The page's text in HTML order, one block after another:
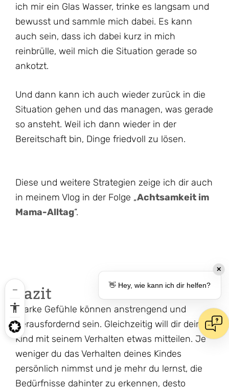
ich mir ein Glas Wasser, trinke es langsam und
bewusst und sammle mich dabei. Es kann
auch sein, dass ich dabei kurz in mich
reinbrülle, weil mich die Situation gerade so
ankotzt.
Und dann kann ich auch wieder zurück in die
Situation gehen und das managen, was gerade
so ansteht. Weil ich dann wieder in der
Bereitschaft bin, Dinge friedvoll zu lösen.
Diese und weitere Strategien zeige ich dir auch
in meinem Vlog in der Folge „Achtsamkeit im
Mama-Alltag“.
Fazit
Starke Gefühle können anstrengend und
herausfordernd sein. Gleichzeitig will dir dein
Kind mit seinem Verhalten etwas mitteilen. Je
weniger du das Verhalten deines Kindes
persönlich nimmst und je mehr du lernst, die
Bedürfnisse dahinter zu erkennen, desto
✕
👋 Hey, wie kann ich dir helfen?